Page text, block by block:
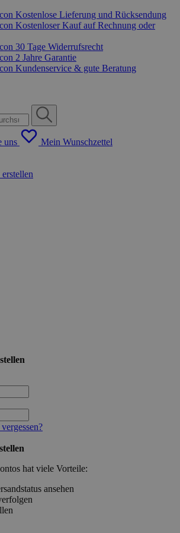
Kostenlose Lieferung und Rücksendung
Kostenloser Kauf auf Rechnung oder
30 Tage Widerrufsrecht
2 Jahre Garantie
Kundenservice & gute Beratung
uns Mein Wunschzettel
hat viele Vorteile:
ansehen